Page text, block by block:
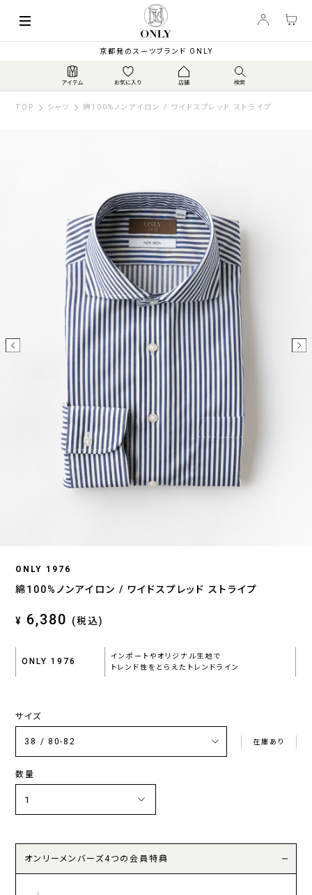
京都発のスーツブランド ONLY
TOP シャツ 綿100%ノンアイロン / ワイドスプレッド ストライプ
ONLY 1976
綿100%ノンアイロン / ワイドスプレッド ストライプ
¥ 6,380 (税込)
ONLY 1976
インポートやオリジナル生地で
トレンド性をとらえたトレンドライン
サイズ
在庫あり
数量
オンリーメンバーズ4つの会員特典